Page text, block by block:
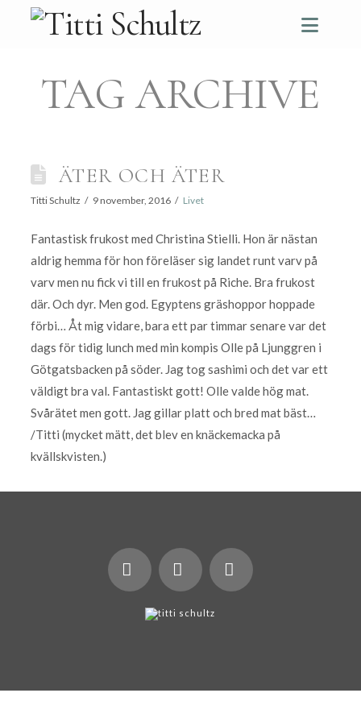
TAG ARCHIVE
ÄTER OCH ÄTER
Titti Schultz 9 november, 2016 Livet
Fantastisk frukost med Christina Stielli. Hon är nästan
aldrig hemma för hon föreläser sig landet runt varv på
varv men nu fick vi till en frukost på Riche. Bra frukost
där. Och dyr. Men god. Egyptens gräshoppor hoppade
förbi… Åt mig vidare, bara ett par timmar senare var det
dags för tidig lunch med min kompis Olle på Ljunggren i
Götgatsbacken på söder. Jag tog sashimi och det var ett
väldigt bra val. Fantastiskt gott! Olle valde hög mat.
Svårätet men gott. Jag gillar platt och bred mat bäst…
/Titti (mycket mätt, det blev en knäckemacka på
kvällskvisten.)
LinkedIn